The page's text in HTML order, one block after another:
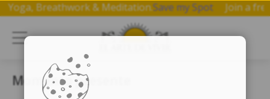
Yoga, Breathwork & Meditation.Save my Spot Join a
Momento presente